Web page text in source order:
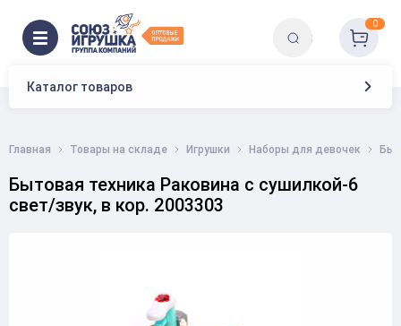
Каталог товаров
0
Главная Товары на складе Игрушки Наборы для девочек
Бытовая техника Раковина с сушилкой-6
свет/звук, в кор. 2003303